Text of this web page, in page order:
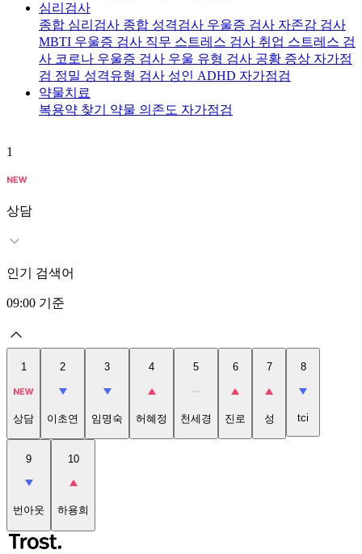
심리검사
종합 심리검사 종합 성격검사 우울증 검사 자존감 검사
MBTI 우울증 검사 직무 스트레스 검사 취업 스트레스 검
사 코로나 우울증 검사 우울 유형 검사 공황 증상 자가점
검 정밀 성격유형 검사 성인 ADHD 자가점검
약물치료
복용약 찾기 약물 의존도 자가점검
1
상담
인기 검색어
09:00 기준
1
상담
2
이초연
3
임명숙
4
허혜정
5
천세경
6
진로
7
성
8
tci
9
번아웃
10
하용희